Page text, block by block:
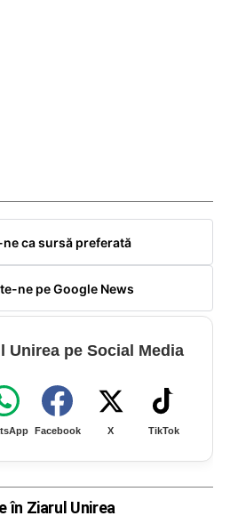
ca sursă preferată
ne pe Google News
Unirea pe Social Media
Facebook X TikTok
în Ziarul Unirea